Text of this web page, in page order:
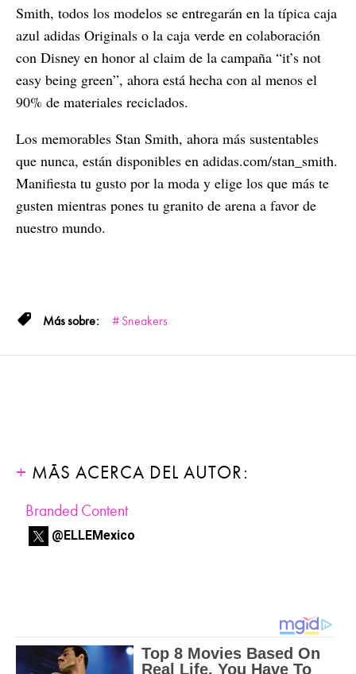
Smith, todos los modelos se entregarán en la típica caja
azul adidas Originals o la caja verde en colaboración
con Disney en honor al claim de la campaña “it’s not
easy being green”, ahora está hecha con al menos el
90% de materiales reciclados.
Los memorables Stan Smith, ahora más sustentables
que nunca, están disponibles en adidas.com/stan_smith.
Manifiesta tu gusto por la moda y elige los que más te
gusten mientras pones tu granito de arena a favor de
nuestro mundo.
Sneakers
MÁS ACERCA DEL AUTOR:
Branded Content
@ELLEMexico